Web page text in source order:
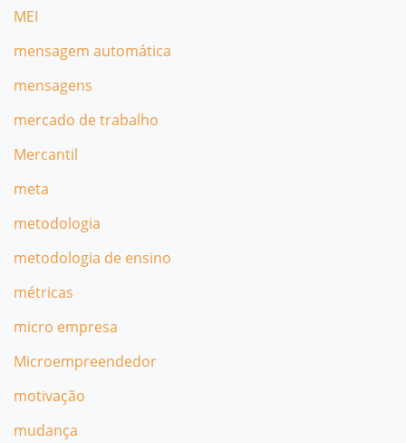
MEI
mensagem automática
mensagens
mercado de trabalho
Mercantil
meta
metodologia
metodologia de ensino
métricas
micro empresa
Microempreendedor
motivação
mudança